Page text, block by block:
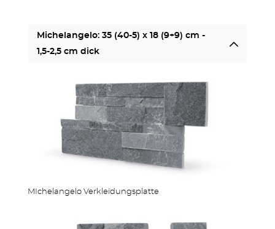
Michelangelo: 35 (40-5) x 18 (9+9) cm -
1,5-2,5 cm dick
MIchelangelo Verkleidungsplatte